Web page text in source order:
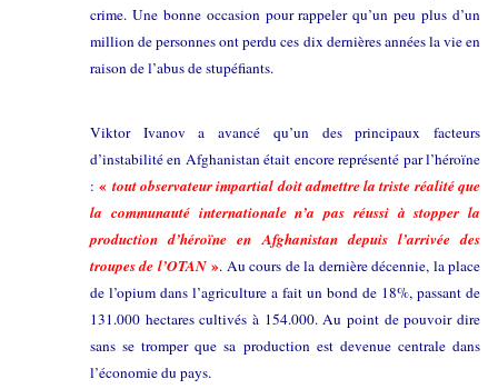
crime. Une bonne occasion pour rappeler qu’un peu plus d’un
million de personnes ont perdu ces dix dernières années la vie en
raison de l’abus de stupéfiants.
Viktor Ivanov a avancé qu’un des principaux facteurs
d’instabilité en Afghanistan était encore représenté par l’héroïne
:« tout observateur impartial doit admettre la triste réalité que
la communauté internationale n’a pas réussi à stopper la
production d’héroïne en Afghanistan depuis l’arrivée des
troupes de l’OTAN». Au cours de la dernière décennie, la place
de l’opium dans l’agriculture a fait un bond de 18%, passant de
131.000 hectares cultivés à 154.000. Au point de pouvoir dire
sans se tromper que sa production est devenue centrale dans
l’économie du pays.